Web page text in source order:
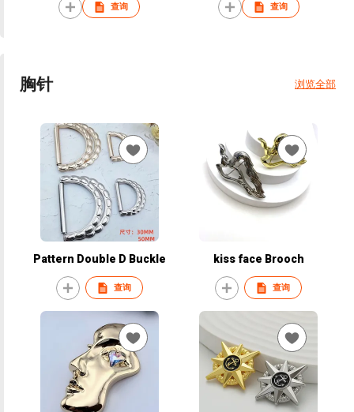
查询 查询
胸针 浏览全部
Pattern Double D Buckle
查询
kiss face Brooch
查询